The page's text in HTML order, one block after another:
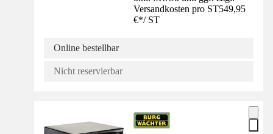
Versandkosten pro ST549,95
€*/ ST
Online bestellbar
Nicht reservierbar